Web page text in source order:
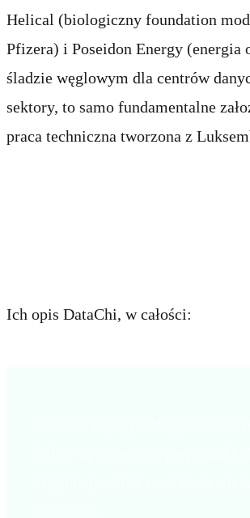
Helical (biologiczny foundation
Pfizera) i Poseidon Energy (energia
śladzie węglowym dla centrów
sektory, to samo fundamentalne
praca techniczna tworzona z
Ich opis DataChi, w całości: